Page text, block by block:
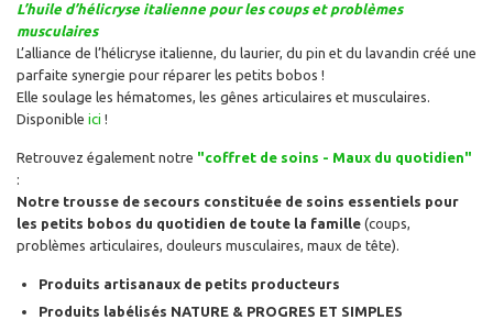
L’huile d’hélicryse italienne pour les coups et problèmes
musculaires
L’alliance de l’hélicryse italienne, du laurier, du pin et du lavandin créé une
parfaite synergie pour réparer les petits bobos !
Elle soulage les hématomes, les gênes articulaires et musculaires.
Disponible ici !
Retrouvez également notre "coffret de soins - Maux du quotidien"
:
Notre trousse de secours constituée de soins essentiels pour
les petits bobos du quotidien de toute la famille (coups,
problèmes articulaires, douleurs musculaires, maux de tête).
Produits artisanaux de petits producteurs
Produits labélisés NATURE & PROGRES ET SIMPLES